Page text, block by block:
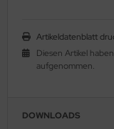
Artikeldatenblatt
Diesen Artikel
aufgenommen.
DOWNLOADS